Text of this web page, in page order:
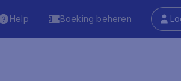
Help Boeking beheren